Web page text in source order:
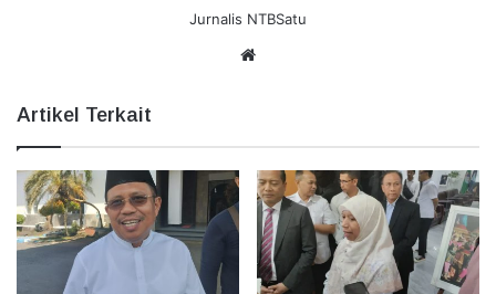
Jurnalis NTBSatu
Artikel Terkait